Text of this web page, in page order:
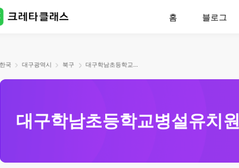
홈 블로그
한국 대구광역시 북구
대구학남초등학교병설유치원